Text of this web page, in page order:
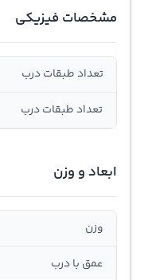
مشخصات فیزیکی
تعداد طبقات درب
تعداد طبقات درب
ابعاد و وزن
وزن
عمق با درب